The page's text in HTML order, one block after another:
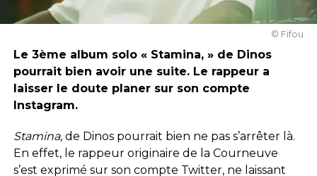
© Fifou
Le 3ème album solo « Stamina, » de Dinos
pourrait bien avoir une suite. Le rappeur a
laisser le doute planer sur son compte
Instagram.
Stamina,de Dinos pourrait bien ne pas s’arrêter là.
En effet, le rappeur originaire de la Courneuve
s’est exprimé sur son compte Twitter, ne laissant